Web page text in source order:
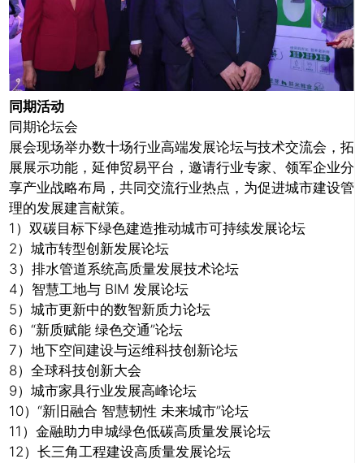
同期活动
同期论坛会
展会现场举办数十场行业高端发展论坛与技术交流会，拓
展展示功能，延伸贸易平台，邀请行业专家、领军企业分
享产业战略布局，共同交流行业热点，为促进城市建设管
理的发展建言献策。
1）双碳目标下绿色建造推动城市可持续发展论坛
2）城市转型创新发展论坛
3）排水管道系统高质量发展技术论坛
4）智慧工地与 BIM 发展论坛
5）城市更新中的数智新质力论坛
6）“新质赋能 绿色交通”论坛
7）地下空间建设与运维科技创新论坛
8）全球科技创新大会
9）城市家具行业发展高峰论坛
10）“新旧融合 智慧韧性 未来城市”论坛
11）金融助力申城绿色低碳高质量发展论坛
12）长三角工程建设高质量发展论坛